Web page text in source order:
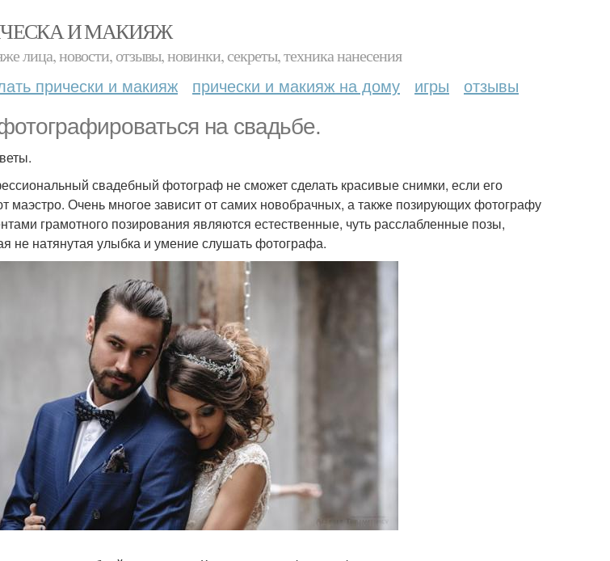
И МАКИЯЖ
лица, новости, отзывы, новинки, секреты, техника нанесения
прически и макияж прически и макияж на дому игры отзывы
на свадьбе.
свадебный фотограф не сможет сделать красивые снимки, если его
маэстро. Очень многое зависит от самих новобрачных, а также позирующих фотографу
грамотного позирования являются естественные, чуть расслабленные позы,
не натянутая улыбка и умение слушать фотографа.